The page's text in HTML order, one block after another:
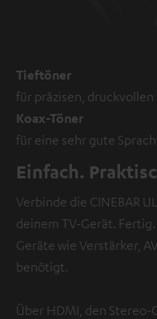
Tieftöner
für präzisen, druckvollen
Koax-Töner
für eine sehr gute
Einfach.
Verbinde die CINEBAR
deinem TV-Gerät.
Geräte wie Verstärker,
benötigt.
Über HDMI, den